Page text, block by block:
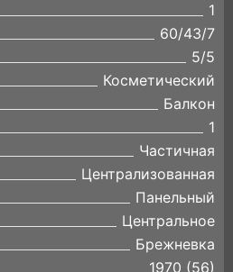
1
60/43/7
5/5
Косметический
Балкон
1
Частичная
Централизованная
Панельный
Центральное
Брежневка
1970 (56)